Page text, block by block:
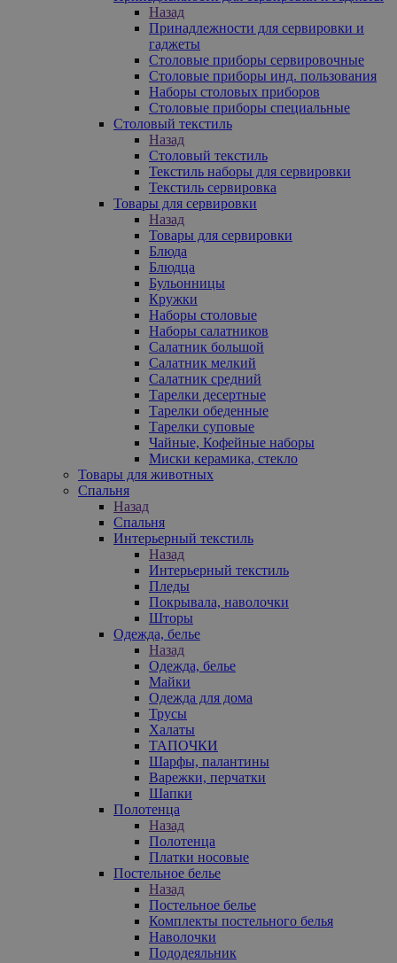
Назад
Принадлежности для сервировки и
гаджеты
Столовые приборы сервировочные
Столовые приборы инд. пользования
Наборы столовых приборов
Столовые приборы специальные
Столовый текстиль
Назад
Столовый текстиль
Текстиль наборы для сервировки
Текстиль сервировка
Товары для сервировки
Назад
Товары для сервировки
Блюда
Блюдца
Бульонницы
Кружки
Наборы столовые
Наборы салатников
Салатник большой
Салатник мелкий
Салатник средний
Тарелки десертные
Тарелки обеденные
Тарелки суповые
Чайные, Кофейные наборы
Миски керамика, стекло
Товары для животных
Спальня
Назад
Спальня
Интерьерный текстиль
Назад
Интерьерный текстиль
Пледы
Покрывала, наволочки
Шторы
Одежда, белье
Назад
Одежда, белье
Майки
Одежда для дома
Трусы
Халаты
ТАПОЧКИ
Шарфы, палантины
Варежки, перчатки
Шапки
Полотенца
Назад
Полотенца
Платки носовые
Постельное белье
Назад
Постельное белье
Комплекты постельного белья
Наволочки
Пододеяльник